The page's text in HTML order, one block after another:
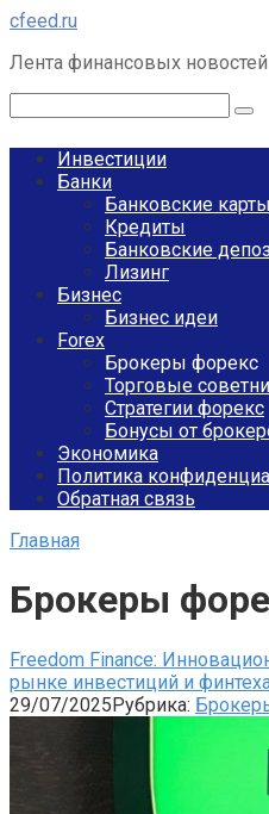
Перейти
контенту
cfeed.ru
Лента финансовых новостей
Инвестиции
Банки
Банковские карты
Кредиты
Банковские
Лизинг
Бизнес
Бизнес идеи
Forex
Брокеры форекс
Торговые
Стратегии форекс
Бонусы от
Экономика
Политика
Обратная связь
Главная
Брокеры
Freedom Finance:
рынке инвестиций и
29/07/2025Рубрика: